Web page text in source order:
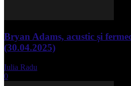
Bryan Adams, acustic și
(30.04.2025)
Iulia Radu
0